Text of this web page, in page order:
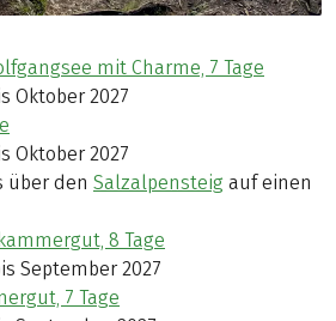
mit Charme, 7 Tage
Oktober 2027
Oktober 2027
über den Salzalpensteig auf einen
8 Tage
September 2027
7 Tage